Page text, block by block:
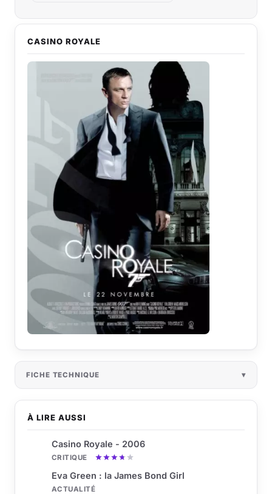
À LIRE AUSSI
Casino Royale - 2006
CRITIQUE
Eva Green : la James Bond Girl
ACTUALITÉ
CASINO ROYALE
FICHE TECHNIQUE